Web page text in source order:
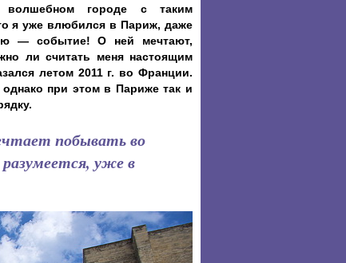
городе с таким
я уже влюбился в Париж, даже
— событие! О ней мечтают,
ли считать меня настоящим
летом 2011 г. во Франции.
при этом в Париже так и
побывать во
уже в